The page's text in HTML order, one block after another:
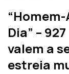
Dia” –
valem a
estreia